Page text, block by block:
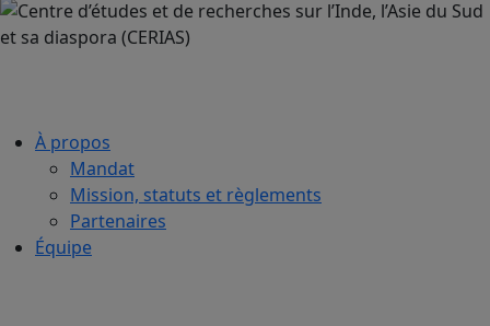
À propos
Mandat
Mission, statuts et règlements
Partenaires
Équipe